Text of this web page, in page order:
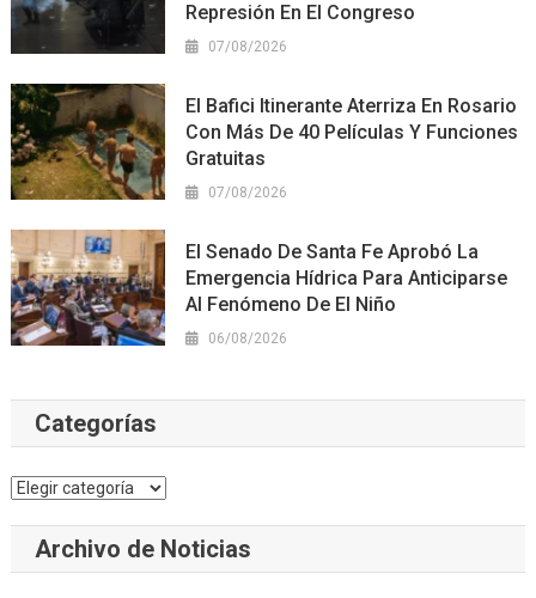
Represión En El Congreso
07/08/2026
El Bafici Itinerante Aterriza En Rosario
Con Más De 40 Películas Y Funciones
Gratuitas
07/08/2026
El Senado De Santa Fe Aprobó La
Emergencia Hídrica Para Anticiparse
Al Fenómeno De El Niño
06/08/2026
Categorías
Categorías
Archivo de Noticias